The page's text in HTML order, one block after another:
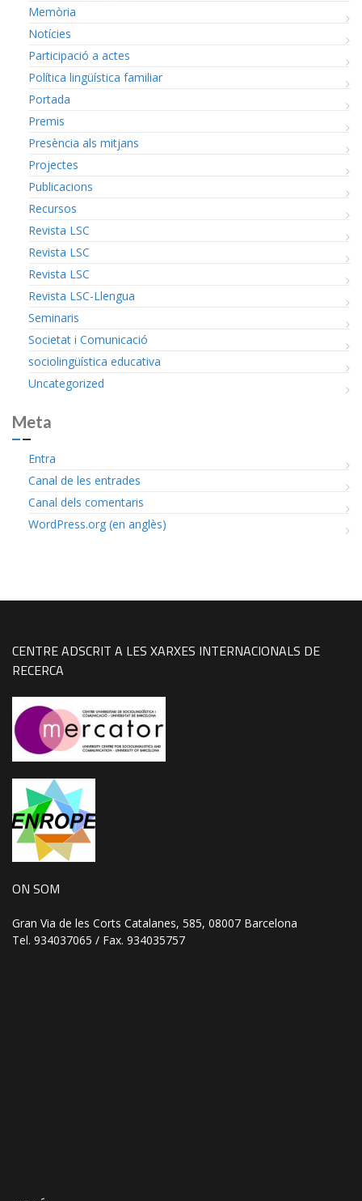
Memòria
Notícies
Participació a actes
Política lingüística familiar
Portada
Premis
Presència als mitjans
Projectes
Publicacions
Recursos
Revista LSC
Revista LSC
Revista LSC
Revista LSC-Llengua
Seminaris
Societat i Comunicació
sociolingüística educativa
Uncategorized
Meta
Entra
Canal de les entrades
Canal dels comentaris
WordPress.org (en anglès)
CENTRE ADSCRIT A LES XARXES INTERNACIONALS DE
RECERCA
ON SOM
Gran Via de les Corts Catalanes, 585, 08007 Barcelona
Tel. 934037065 / Fax. 934035757